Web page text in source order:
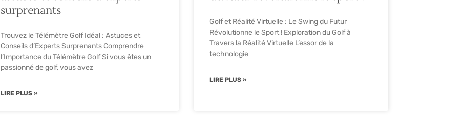
surprenants
Trouvez le Télémètre Golf Idéal : Astuces et
Conseils d’Experts Surprenants Comprendre
l’Importance du Télémètre Golf Si vous êtes un
passionné de golf, vous avez
LIRE PLUS »
Golf et Réalité Virtuelle : Le Swing du Futur
Révolutionne le Sport ! Exploration du Golf à
Travers la Réalité Virtuelle L’essor de la
technologie
LIRE PLUS »